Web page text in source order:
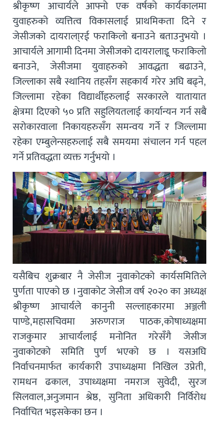
श्रीकृष्ण आचार्यले आफ्नो एक वर्षको कार्यकालमा
युवाहरुको व्यत्तित्व विकासलाई प्राथमिकता दिने र
जेसीजको दायराला्रई फराकिलो बनाउने बताउनुभयो ।
आचार्यले आगामी दिनमा जेसीजको दायरालाइ्र्र फराकिलो
बनाउने, जेसीजमा युवाहरुको आवद्धता बढाउने,
जिल्लाका सबै स्थानिय तहसँग सहकार्य गरेर अघि बढ्ने,
जिल्लामा रहेका विद्यार्थीहरुलाई सरकारले यातायात
क्षेत्रमा दिएको ५० प्रति सहुलियतलाई कार्यान्यन गर्न सबै
सरोकारवाला निकायहरुसँग समन्वय गर्ने र जिल्लामा
रहेका एम्बुलेन्सहरुलाई सबै समयमा संचालन गर्न पहल
गर्ने प्रतिवद्धता व्यक्त गर्नुभयो ।
यसैबिच शुक्रबार नै जेसीज नुवाकोटको कार्यसमितिले
पुर्णता पाएको छ । नुवाकोट जेसीज वर्ष २०२० का अध्यक्ष
श्रीकृष्ण आचार्यले कानुनी सल्लाहकारमा अञ्जली
पाण्डे,महासचिवमा अरुणराज पाठक,कोषाध्यक्षमा
राजकुमार आचार्यलाई मनोनित गरेसँगै जेसीज
नुवाकोटको समिति पुर्ण भएको छ । यसअघि
निर्वाचनमार्फत कार्यकारी उपाध्यक्षमा निखिल उप्रेती,
रामधन ढकाल, उपाध्यक्षमा नमराज सुवेदी, सुरज
सिलवाल,अनुजमान श्रेष्ठ, सुनिता अधिकारी निर्विरोध
निर्वाचित भइसकेका छन ।